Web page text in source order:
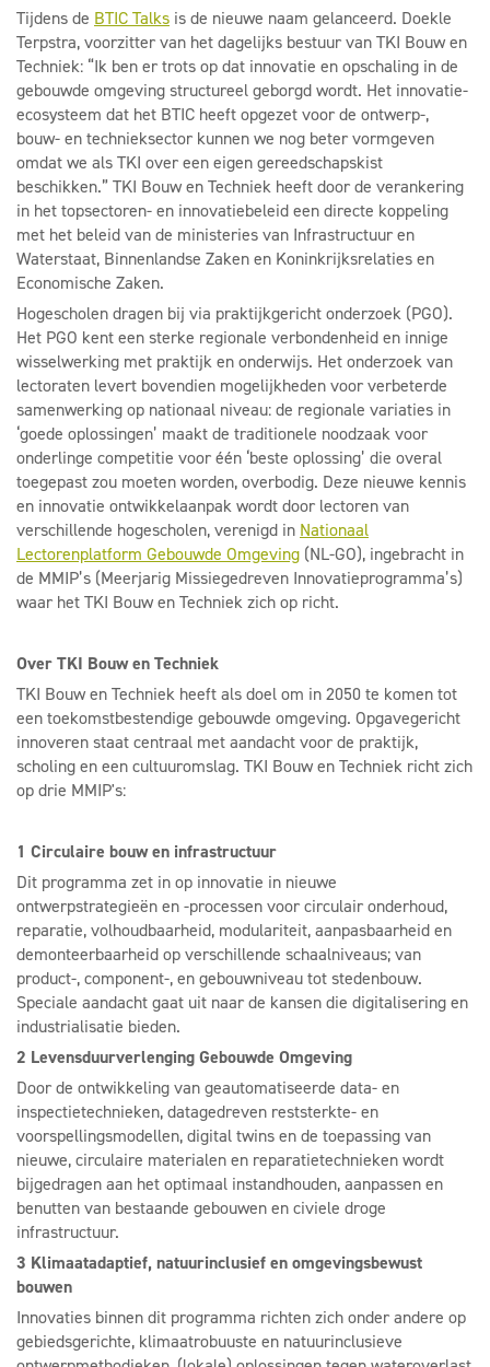
Tijdens de BTIC Talks is de nieuwe naam gelanceerd. Doekle
Terpstra, voorzitter van het dagelijks bestuur van TKI Bouw en
Techniek: “Ik ben er trots op dat innovatie en opschaling in de
gebouwde omgeving structureel geborgd wordt. Het innovatie-
ecosysteem dat het BTIC heeft opgezet voor de ontwerp-,
bouw- en technieksector kunnen we nog beter vormgeven
omdat we als TKI over een eigen gereedschapskist
beschikken.” TKI Bouw en Techniek heeft door de verankering
in het topsectoren- en innovatiebeleid een directe koppeling
met het beleid van de ministeries van Infrastructuur en
Waterstaat, Binnenlandse Zaken en Koninkrijksrelaties en
Economische Zaken.
Hogescholen dragen bij via praktijkgericht onderzoek (PGO).
Het PGO kent een sterke regionale verbondenheid en innige
wisselwerking met praktijk en onderwijs. Het onderzoek van
lectoraten levert bovendien mogelijkheden voor verbeterde
samenwerking op nationaal niveau: de regionale variaties in
‘goede oplossingen’ maakt de traditionele noodzaak voor
onderlinge competitie voor één ‘beste oplossing’ die overal
toegepast zou moeten worden, overbodig. Deze nieuwe kennis
en innovatie ontwikkelaanpak wordt door lectoren van
verschillende hogescholen, verenigd in Nationaal
Lectorenplatform Gebouwde Omgeving (NL-GO), ingebracht in
de MMIP’s (Meerjarig Missiegedreven Innovatieprogramma’s)
waar het TKI Bouw en Techniek zich op richt.
Over TKI Bouw en Techniek
TKI Bouw en Techniek heeft als doel om in 2050 te komen tot
een toekomstbestendige gebouwde omgeving. Opgavegericht
innoveren staat centraal met aandacht voor de praktijk,
scholing en een cultuuromslag. TKI Bouw en Techniek richt zich
op drie MMIP's:
1 Circulaire bouw en infrastructuur
Dit programma zet in op innovatie in nieuwe
ontwerpstrategieën en -processen voor circulair onderhoud,
reparatie, volhoudbaarheid, modulariteit, aanpasbaarheid en
demonteerbaarheid op verschillende schaalniveaus; van
product-, component-, en gebouwniveau tot stedenbouw.
Speciale aandacht gaat uit naar de kansen die digitalisering en
industrialisatie bieden.
2 Levensduurverlenging Gebouwde Omgeving
Door de ontwikkeling van geautomatiseerde data- en
inspectietechnieken, datagedreven reststerkte- en
voorspellingsmodellen, digital twins en de toepassing van
nieuwe, circulaire materialen en reparatietechnieken wordt
bijgedragen aan het optimaal instandhouden, aanpassen en
benutten van bestaande gebouwen en civiele droge
infrastructuur.
3 Klimaatadaptief, natuurinclusief en omgevingsbewust
bouwen
Innovaties binnen dit programma richten zich onder andere op
gebiedsgerichte, klimaatrobuuste en natuurinclusieve